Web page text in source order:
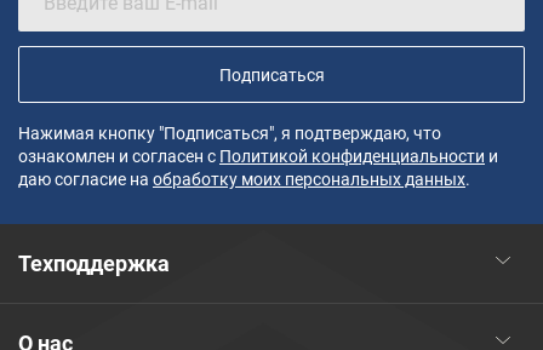
Подписаться
Нажимая кнопку "Подписаться", я подтверждаю, что
ознакомлен и согласен с Политикой конфиденциальности и
даю согласие на обработку моих персональных данных.
О нас
Техподдержка